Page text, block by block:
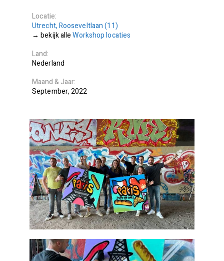
Locatie
Utrecht, Rooseveltlaan (11)
bekijk alleWorkshop locaties
Land
Nederland
Maand
Jaar
September 2022